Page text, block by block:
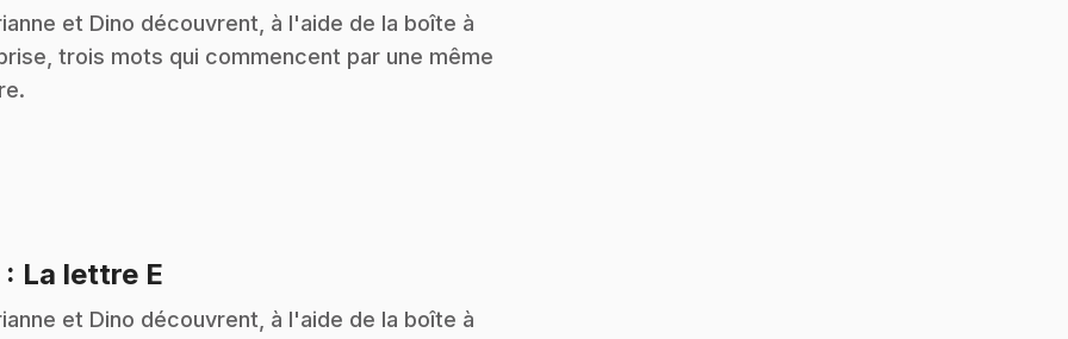
et Dino découvrent, à l'aide de la boîte à
trois mots qui commencent par une même
: La lettre E
et Dino découvrent, à l'aide de la boîte à